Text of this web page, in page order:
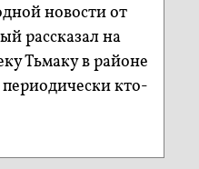
новости от
рассказал на
Тьмаку в районе
кто-